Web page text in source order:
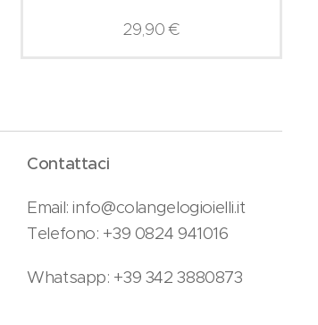
29,90€
Contattaci
Email: info@colangelogioielli.it
Telefono: +39 0824 941016
Whatsapp: +39 342 3880873